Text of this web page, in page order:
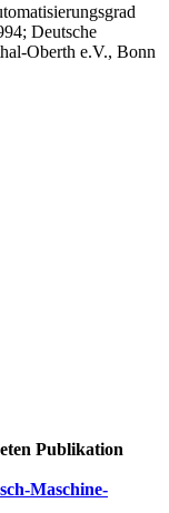
Deutsche
Oberth e.V., Bonn
Publikation
Maschine-